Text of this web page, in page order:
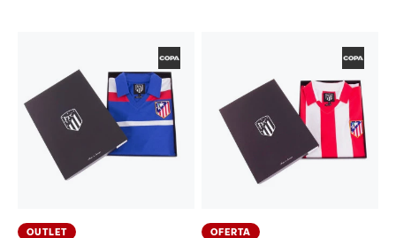
OUTLET OFERTA